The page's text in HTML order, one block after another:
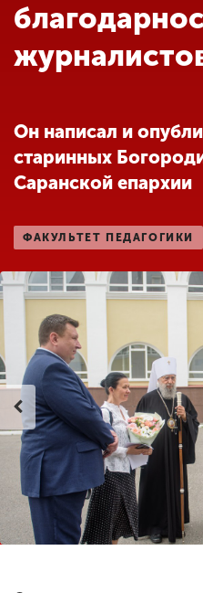
Обучение
Международная
деятельность
Другие виды
Студенческая жизнь
Сведения об
образовательной
организации
ENG SPN CHI
Он написал и
старинных
Саранской епархии
ФАКУЛЬТЕТ ПЕДАГОГИКИ